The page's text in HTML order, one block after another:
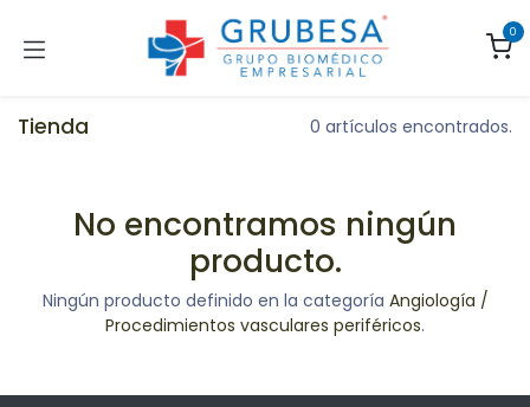
0
Tienda 0 artículos encontrados.
No encontramos ningún
producto.
Ningún producto definido en la categoría Angiología /
Procedimientos vasculares periféricos.